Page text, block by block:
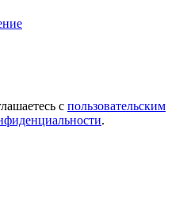
с пользовательским
.